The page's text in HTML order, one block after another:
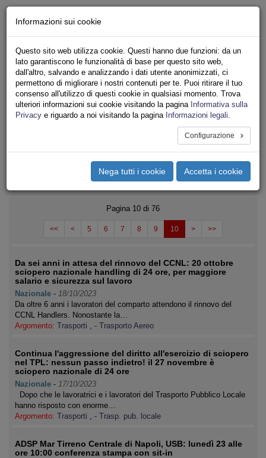
Iscriviti
Ricerca
Area Stampa
Privacy
TRASPORTI
navigation
Toggle
Pagina 10 di 76
<< < 5 6 7 8 9 10 > >>
Da sei anni in attesa del rinnovo del CCNL: 20 ottobre
sciopero nazionale handling di 24 ore, per maggiore
salario e sicurezza sul lavoro
Nazionale - 18/10/2023
Da oltre 6 anni i lavoratori del comparto attendono il rinnovo del
CCNL Handlers. Nonostante la…
Argomento: Trasporti , - Trasporto Aereo
Continua l'aggressione del diritto all'esercizio di sciopero
nel TPL: nessun passo indietro! il 27 novembre è
sciopero nazionale di 24 ore
Nazionale - 17/10/2023
Dopo che le lavoratrici e i lavoratori del Trasporto Pubblico Locale
hanno risposto con enorme…
Argomento: Trasporti , - Trasp. pub. locale
ADSP Mar Tirreno Centrale di Napoli, USB: lunedì 23 alle
ore 10:00 conferenza stampa con sit-in
Informazioni sui cookie
Questo sito web utilizza cookie. Questi hanno due funzioni: da un
lato garantiscono le funzionalità di base per questo sito web,
dall'altro, salvando e analizzando i dati utente anonimizzati, ci
permettono di migliorare i nostri contenuti per te. Puoi ritirare il tuo
consenso all'utilizzo di questi cookie in qualsiasi momento. Trova
ulteriori informazioni sui cookie visitando la pagina Informativa sulla
Privacy e riguardo a noi visitando la pagina Informazioni legali.
Configurazione
Nega tutti i cookie Accetta i cookie